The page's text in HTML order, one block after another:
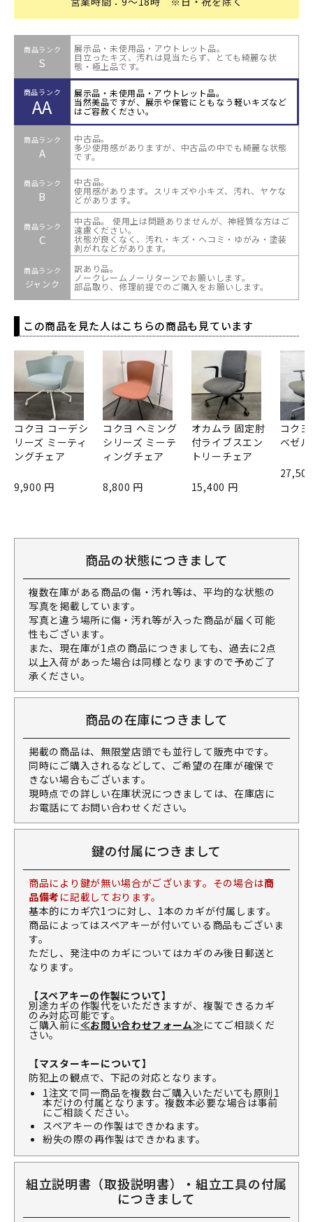
商品ランク
S
展示品・未使用品・アウトレット品。
目立ったキズ、汚れは見当たらず、とても綺麗な状
態・極上品です。
商品ランク
AA
展示品・未使用品・アウトレット品。
当然美品ですが、展示や保管にともなう軽いキズなど
はご容赦ください。
商品ランク
A
中古品。
多少使用感がありますが、中古品の中でも綺麗な状態
です。
商品ランク
B
中古品。
使用感があります。スリキズや小キズ、汚れ、ヤケな
どがあります。
商品ランク
C
中古品。 使用上は問題ありませんが、神経質な方はご
遠慮ください。
状態が良くなく、汚れ・キズ・ヘコミ・ゆがみ・塗装
剥がれなどがあります。
商品ランク
ジャンク
訳あり品。
ノークレームノーリターンでお願いします。
部品取り、修理前提でのご購入をお願いします。
この商品を見た人はこちらの商品も見ています
コクヨ コーデシ
リーズ ミーティ
ングチェア
9,900 円
コクヨ ヘミング
シリーズ ミーテ
ィングチェア
8,800 円
オカムラ 固定肘
付ライブスエン
トリーチェア
15,400 円
コク
ベゼ
商品の状態につきまして
複数在庫がある商品の傷・汚れ等は、平均的な状態の
写真を掲載しています。
写真と違う場所に傷・汚れ等が入った商品が届く可能
性もございます。
また、現在庫が1点の商品につきましても、過去に2点
以上入荷があった場合は同様となりますので予めご了
承ください。
商品の在庫につきまして
掲載の商品は、無限堂店頭でも並行して販売中です。
同時にご購入されるなどして、ご希望の在庫が確保で
きない場合もございます。
現時点での詳しい在庫状況につきましては、在庫店に
お電話にてお問い合わせください。
鍵の付属につきまして
商品により鍵が無い場合がございます。その場合は商
品備考 に記載しております。
基本的にカギ穴1つに対し、1本のカギが付属します。
商品によってはスペアキーが付いている商品もございま
す。
ただし、発注中のカギについてはカギのみ後日郵送と
なります。
【スペアキーの作製について】
別途カギの作製代をいただきますが、複製できるカギ
のみ対応可能です。
ご購入前に≪お問い合わせフォーム≫にてご相談くだ
さい。
【マスターキーについて】
防犯上の観点で、下記の対応となります。
1注文で同一商品を複数台ご購入いただいても原則1
本だけの付属となります。複数本必要な場合は事前
にご相談ください。
スペアキーの作製はできかねます。
紛失の際の再作製はできかねます。
組立説明書（取扱説明書）・組立工具の付属
につきまして